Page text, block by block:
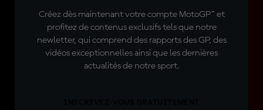
Créez dès maintenant votre compte MotoGP™ et
profitez de contenus exclusifs tels que notre
newletter, qui comprend des rapports des GP, des
vidéos exceptionnelles ainsi que les dernières
actualités de notre sport.